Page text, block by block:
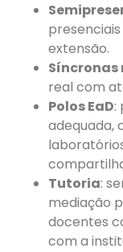
extensão.
real com
Polos EaD:
adequada,
Tutoria:
mediação
docentes
com a